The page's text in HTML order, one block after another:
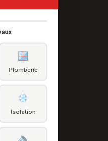
Plomberie
Isolation